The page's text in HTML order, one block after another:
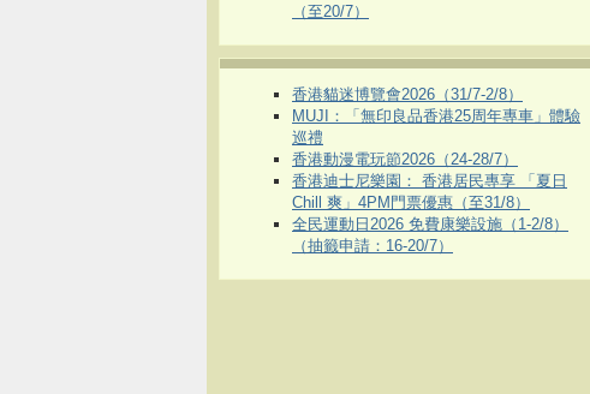
（至20/7）
香港貓迷博覽會2026（31/7-2/8）
MUJI：「無印良品香港25周年專車」體驗
巡禮
香港動漫電玩節2026（24-28/7）
香港迪士尼樂園： 香港居民專享 「夏日
Chill 爽」4PM門票優惠（至31/8）
全民運動日2026 免費康樂設施（1-2/8）
（抽籤申請：16-20/7）